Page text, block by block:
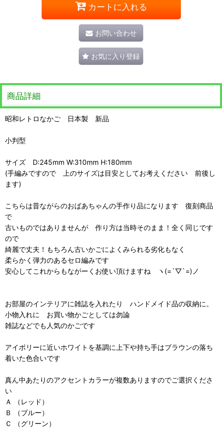
カートに入れる
お問い合わせ
お気に入り登録
商品詳細
昭和レトロなかご 日本製 新品
小判型
サイズ D:245mm W:310mm H:180mm
(手編みですので 上のサイズは目安としてお考えください 前後し
ます)
こちらは昔ながらのおばあちゃんの手作り品になります 復刻商品
で
古いものではありませんが 作り方は当時そのまま！全く同じです
ので
綺麗で丈夫！もちろん古いかごによくみられる劣化もなく
柔らかく弾力のあるセロ編みです
安心してこれからもながーくお使い頂けますね ヽ(=´▽`=)ノ
お部屋のインテリアに雑誌を入れたり ハンドメイド品の収納に。
小物入れに お買い物かごとしては勿論
雑誌などでも人気のかごです
アイボリーに近いホワイトを基調に上下や持ち手はブラウンの落ち
着いた色合いです
真ん中あたりのアクセントカラーが複数ありますのでご選択くださ
い
Ａ （レッド）
Ｂ （ブルー）
Ｃ （グリーン）